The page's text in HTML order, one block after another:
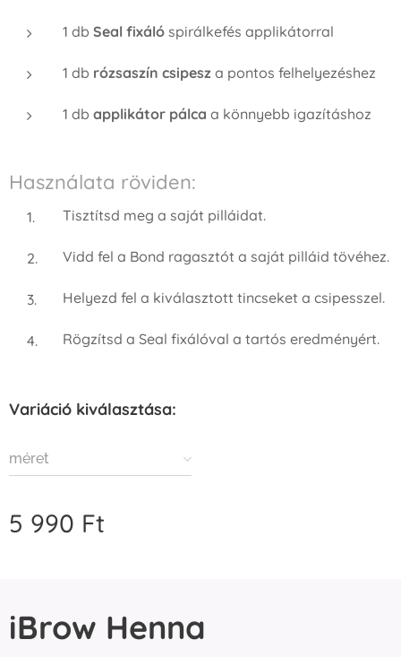
1 db Seal fixáló spirálkefés applikátorral
1 db rózsaszín csipesz a pontos felhelyezéshez
1 db applikátor pálca a könnyebb igazításhoz
Használata röviden:
Tisztítsd meg a saját pilláidat.
Vidd fel a Bond ragasztót a saját pilláid tövéhez.
Helyezd fel a kiválasztott tincseket a csipesszel.
Rögzítsd a Seal fixálóval a tartós eredményért.
Variáció kiválasztása:
méret
5 990 Ft
iBrow Henna